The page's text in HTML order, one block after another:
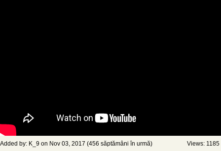
Added by: K_9 on Nov 03, 2017 (456 săptămâni în urmă) Views: 1185